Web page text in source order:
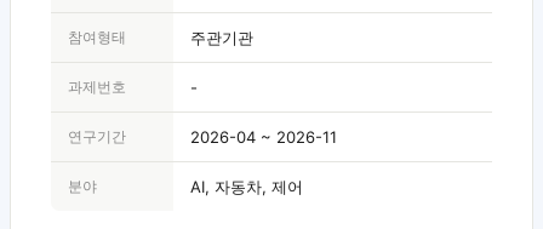
참여형태 주관기관
과제번호 -
연구기간 2026-04 ~ 2026-11
분야 AI, 자동차, 제어